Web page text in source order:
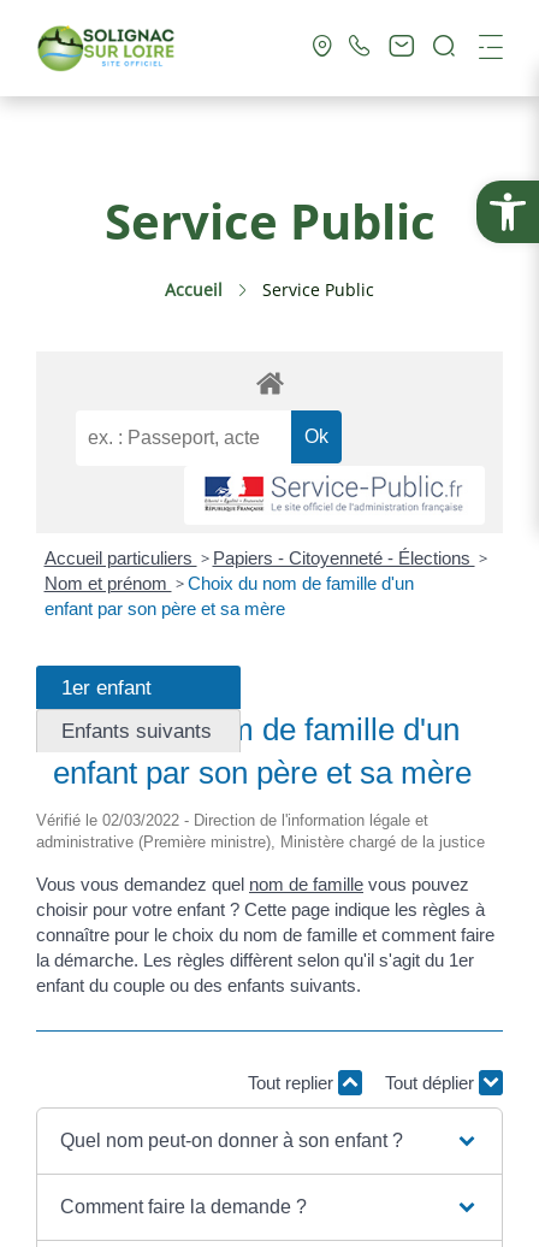
Ouvrir
Vie Pratique
Culture & Loisirs
Service Public
Service Public
Accueil Service Public
Accueil particuliers > Papiers - Citoyenneté - Élections >
Nom et prénom > Choix du nom de famille d'un
enfant par son père et sa mère
Fiche pratique
Choix du nom de famille d'un
enfant par son père et sa mère
Vérifié le 02/03/2022 - Direction de l'information légale et
administrative (Première ministre), Ministère chargé de la justice
Vous vous demandez quel nom de famille vous pouvez
choisir pour votre enfant ? Cette page indique les règles à
connaître pour le choix du nom de famille et comment faire
la démarche. Les règles diffèrent selon qu'il s'agit du 1er
enfant du couple ou des enfants suivants.
1er enfant
Enfants suivants
Tout replier Tout déplier
Quel nom peut-on donner à son enfant ?
Comment faire la demande ?